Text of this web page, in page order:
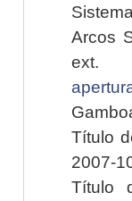
Arcos
Título
2007-
Título